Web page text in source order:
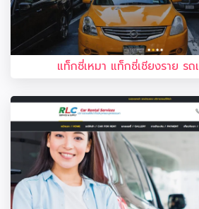
แท็กซี่เหมา แท็กซี่เชียงราย รถ